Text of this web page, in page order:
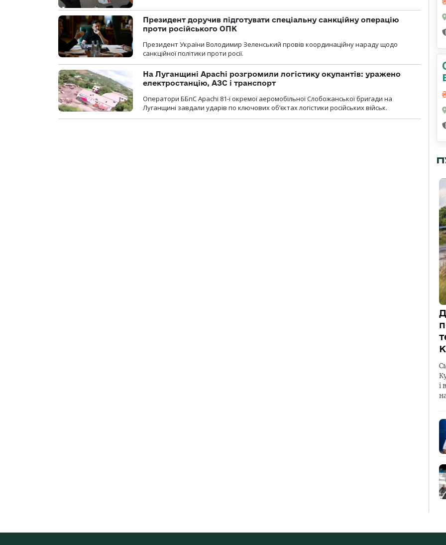
Президент доручив підготувати спеціальну санкційну операцію
проти російського ОПК
Президент України Володимир Зеленський провів координаційну нараду щодо
санкційної політики проти росії.
На Луганщині Apachi розгромили логістику окупантів: уражено
електростанцію, АЗС і транспорт
Оператори ББпС Apachi 81-ї окремої аеромобільної Слобожанської бригади на
Луганщині завдали ударів по ключових об’єктах логістики російських військ.
і